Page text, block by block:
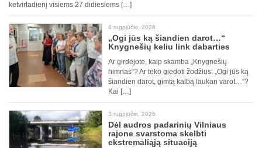
ketvirtadienį visiems 27 didiesiems […]
4 rugpjūčio, 2026
„Ogi jūs ką šiandien darot…“
Knygnešių keliu link dabarties
Ar girdėjote, kaip skamba „Knygnešių
himnas“? Ar teko giedoti žodžius: „Ogi jūs ką
šiandien darot, gimtą kalbą laukan varot…“?
Kai […]
3 rugpjūčio, 2026
Dėl audros padarinių Vilniaus
rajone svarstoma skelbti
ekstremaliąją situaciją